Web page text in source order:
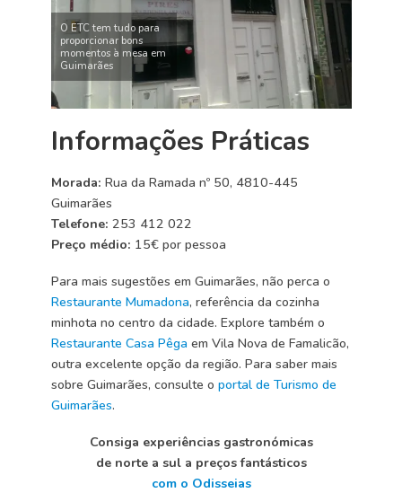
O ETC tem tudo para
proporcionar bons
momentos à mesa em
Guimarães
Informações Práticas
Morada: Rua da Ramada nº 50, 4810-445
Guimarães
Telefone: 253 412 022
Preço médio: 15€ por pessoa
Para mais sugestões em Guimarães, não perca o
Restaurante Mumadona, referência da cozinha
minhota no centro da cidade. Explore também o
Restaurante Casa Pêga em Vila Nova de Famalicão,
outra excelente opção da região. Para saber mais
sobre Guimarães, consulte o portal de Turismo de
Guimarães.
Consiga experiências gastronómicas
de norte a sul a preços fantásticos
com o Odisseias